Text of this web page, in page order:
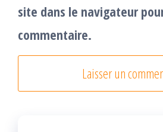
site dans le navigateur
commentaire.